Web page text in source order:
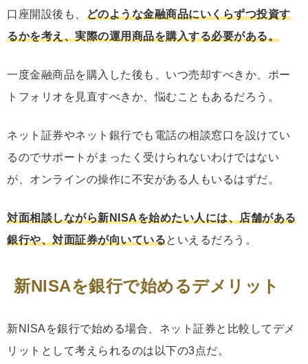
口座開設後も、 どのような金融商品にいくらずつ投資す
るかを考え、実際の運用商品を購入する必要がある。
一度金融商品を購入した後も、いつ売却すべきか、ポー
トフォリオを見直すべきか、悩むこともあるだろう。
ネット証券やネット銀行でも電話の相談窓口を設けてい
るのでサポートがまったく受けられないわけではない
が、オンラインの操作に不安がある人もいるはずだ。
対面相談しながら新NISAを始めたい人には、店舗がある
銀行や、対面証券が向いているといえるだろう。
新NISAを銀行で始めるデメリット
新NISAを銀行で始める場合、ネット証券と比較してデメ
リットとして考えられるのは以下の3点だ。